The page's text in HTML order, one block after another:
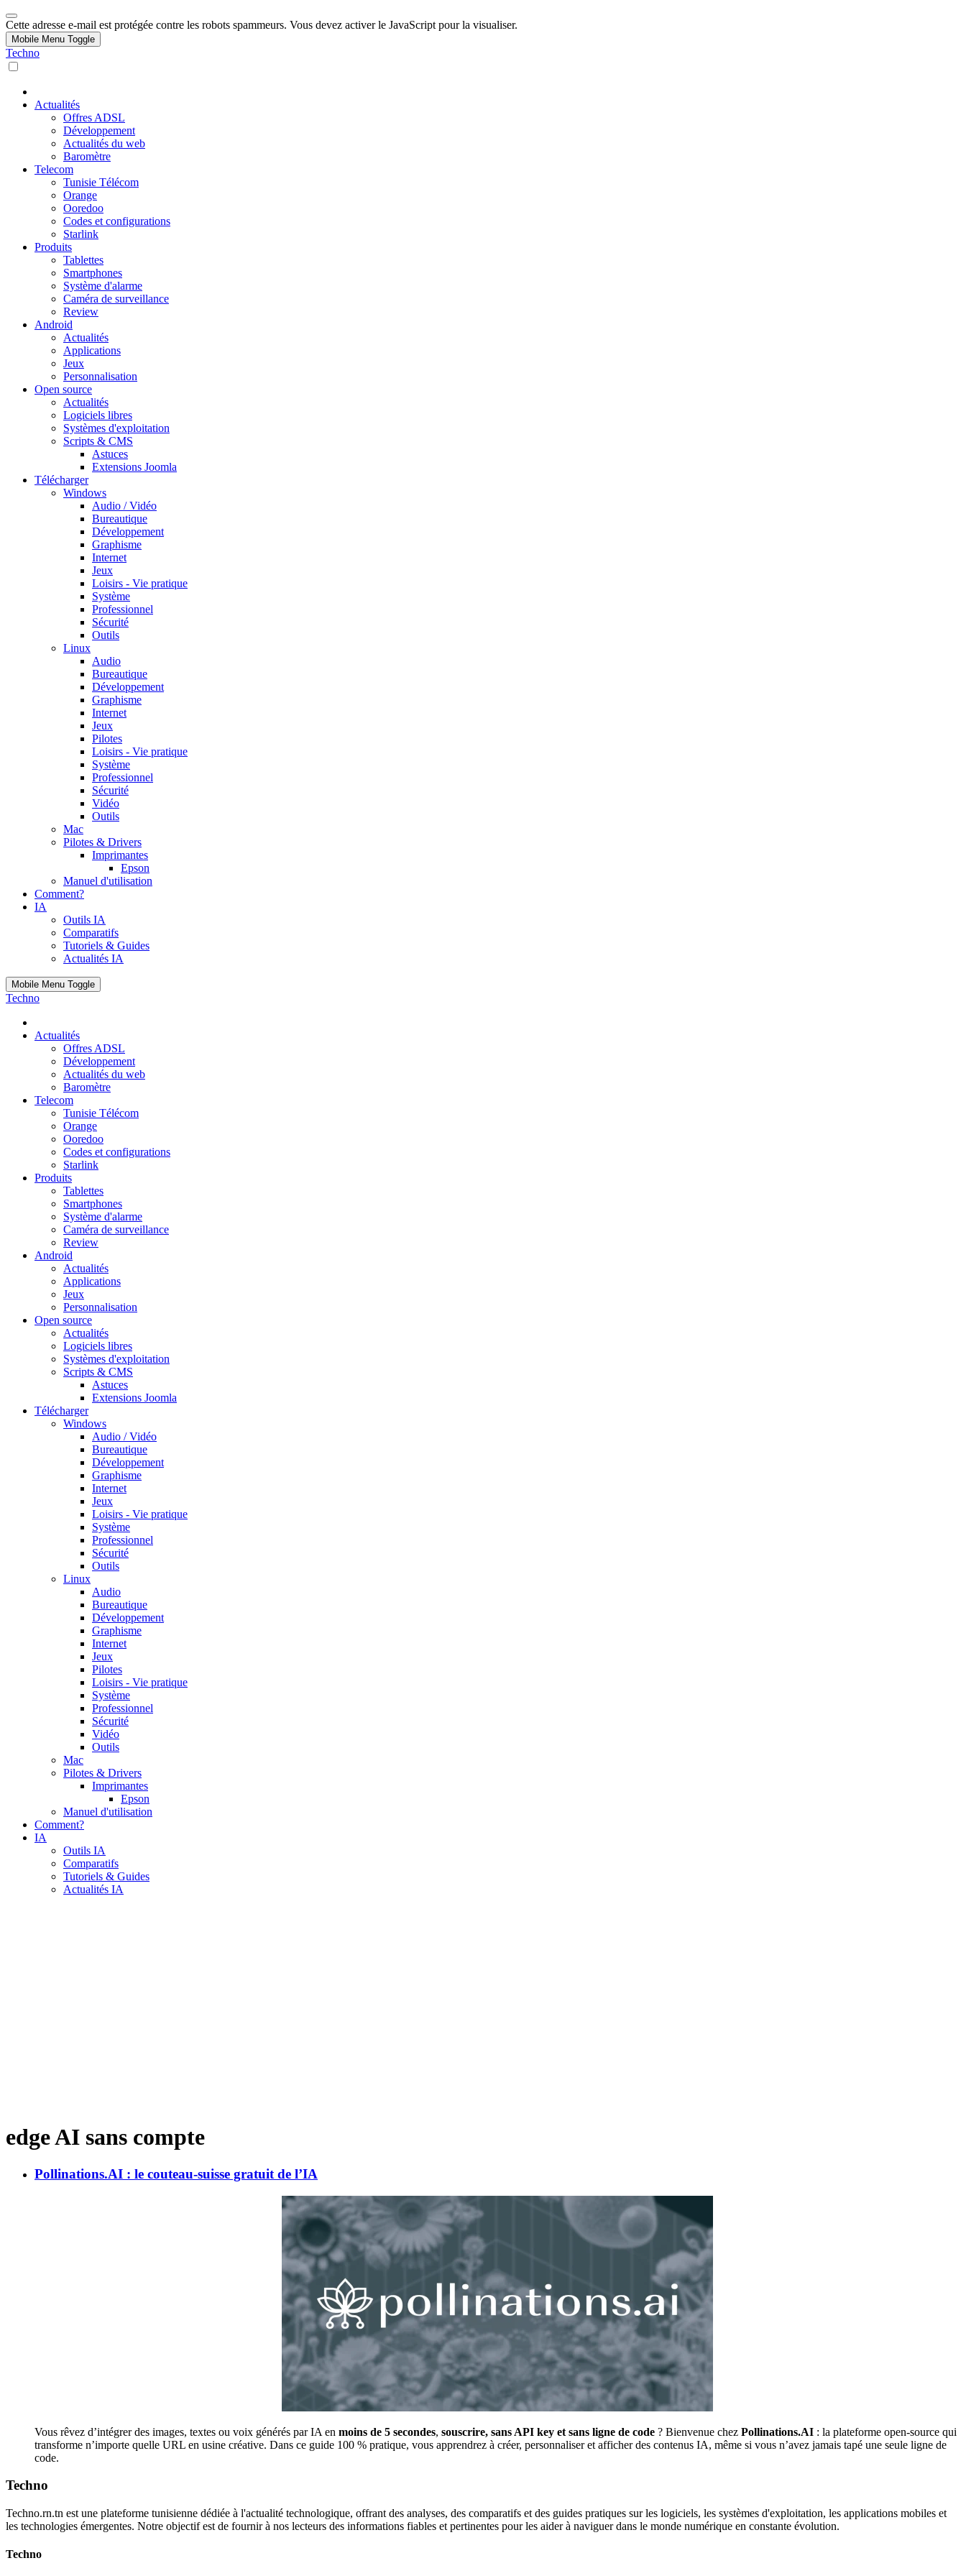
Cette adresse e-mail est protégée contre les robots spammeurs. Vous devez activer le JavaScript pour la visualiser.
Mobile Menu Toggle
Techno
Actualités
Offres ADSL
Développement
Actualités du web
Baromètre
Telecom
Tunisie Télécom
Orange
Ooredoo
Codes et configurations
Starlink
Produits
Tablettes
Smartphones
Système d'alarme
Caméra de surveillance
Review
Android
Actualités
Applications
Jeux
Personnalisation
Open source
Actualités
Logiciels libres
Systèmes d'exploitation
Scripts & CMS
Astuces
Extensions Joomla
Télécharger
Windows
Audio / Vidéo
Bureautique
Développement
Graphisme
Internet
Jeux
Loisirs - Vie pratique
Système
Professionnel
Sécurité
Outils
Linux
Audio
Bureautique
Développement
Graphisme
Internet
Jeux
Pilotes
Loisirs - Vie pratique
Système
Professionnel
Sécurité
Vidéo
Outils
Mac
Pilotes & Drivers
Imprimantes
Epson
Manuel d'utilisation
Comment?
IA
Outils IA
Comparatifs
Tutoriels & Guides
Actualités IA
Mobile Menu Toggle
Techno
Actualités
Offres ADSL
Développement
Actualités du web
Baromètre
Telecom
Tunisie Télécom
Orange
Ooredoo
Codes et configurations
Starlink
Produits
Tablettes
Smartphones
Système d'alarme
Caméra de surveillance
Review
Android
Actualités
Applications
Jeux
Personnalisation
Open source
Actualités
Logiciels libres
Systèmes d'exploitation
Scripts & CMS
Astuces
Extensions Joomla
Télécharger
Windows
Audio / Vidéo
Bureautique
Développement
Graphisme
Internet
Jeux
Loisirs - Vie pratique
Système
Professionnel
Sécurité
Outils
Linux
Audio
Bureautique
Développement
Graphisme
Internet
Jeux
Pilotes
Loisirs - Vie pratique
Système
Professionnel
Sécurité
Vidéo
Outils
Mac
Pilotes & Drivers
Imprimantes
Epson
Manuel d'utilisation
Comment?
IA
Outils IA
Comparatifs
Tutoriels & Guides
Actualités IA
edge AI sans compte
Pollinations.AI : le couteau-suisse gratuit de l’IA
Vous rêvez d’intégrer des images, textes ou voix générés par IA en moins de 5 secondes, souscrire, sans API key et sans ligne de code ? Bienvenue chez Pollinations.AI : la plateforme open-source qui
transforme n’importe quelle URL en usine créative. Dans ce guide 100 % pratique, vous apprendrez à créer, personnaliser et afficher des contenus IA, même si vous n’avez jamais tapé une seule ligne de
code.
Techno
Techno.rn.tn est une plateforme tunisienne dédiée à l'actualité technologique, offrant des analyses, des comparatifs et des guides pratiques sur les logiciels, les systèmes d'exploitation, les applications mobiles et
les technologies émergentes. Notre objectif est de fournir à nos lecteurs des informations fiables et pertinentes pour les aider à naviguer dans le monde numérique en constante évolution.
Techno